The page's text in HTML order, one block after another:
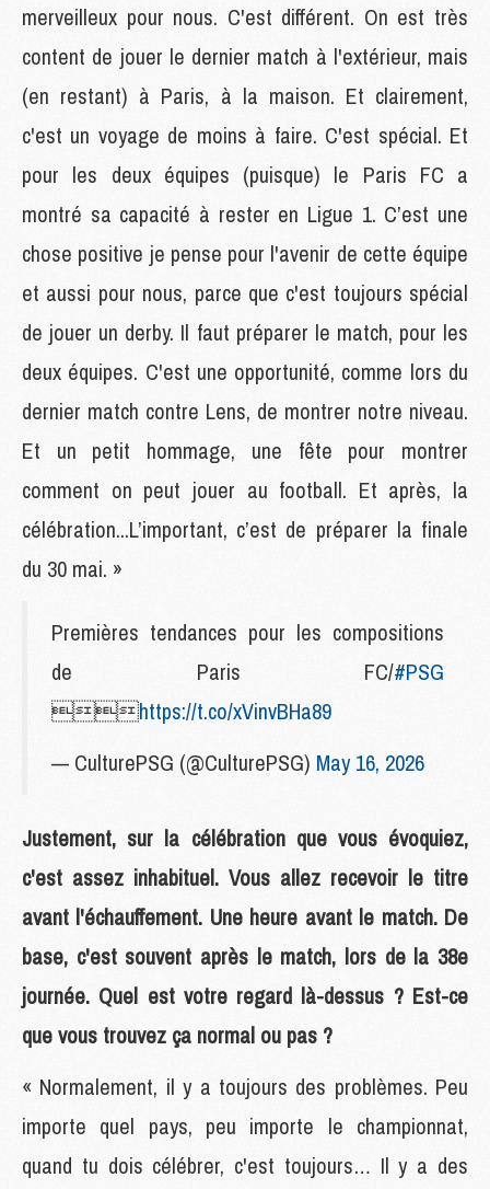
merveilleux pour nous. C'est différent. On est très
content de jouer le dernier match à l'extérieur, mais
(en restant) à Paris, à la maison. Et clairement,
c'est un voyage de moins à faire. C'est spécial. Et
pour les deux équipes (puisque) le Paris FC a
montré sa capacité à rester en Ligue 1. C’est une
chose positive je pense pour l'avenir de cette équipe
et aussi pour nous, parce que c'est toujours spécial
de jouer un derby. Il faut préparer le match, pour les
deux équipes. C'est une opportunité, comme lors du
dernier match contre Lens, de montrer notre niveau.
Et un petit hommage, une fête pour montrer
comment on peut jouer au football. Et après, la
célébration...L’important, c’est de préparer la finale
du 30 mai. »
Premières tendances pour les compositions
de Paris FC/#PSG
https://t.co/xVinvBHa89
— CulturePSG (@CulturePSG) May 16, 2026
Justement, sur la célébration que vous évoquiez,
c'est assez inhabituel. Vous allez recevoir le titre
avant l'échauffement. Une heure avant le match. De
base, c'est souvent après le match, lors de la 38e
journée. Quel est votre regard là-dessus ? Est-ce
que vous trouvez ça normal ou pas ?
« Normalement, il y a toujours des problèmes. Peu
importe quel pays, peu importe le championnat,
quand tu dois célébrer, c'est toujours… Il y a des